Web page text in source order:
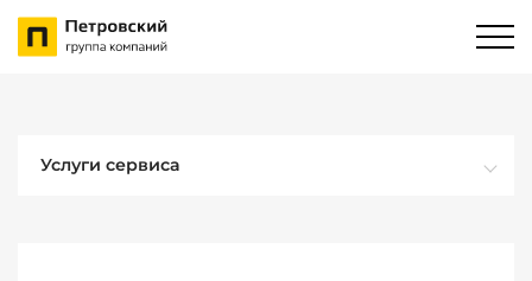
Услуги сервиса